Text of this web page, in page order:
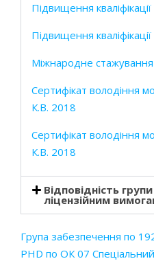
Підвищення
Підвищення
Міжнародне
Сертифікат володіння
К.В. 2018
Сертифікат володіння
К.В. 2018
Відповідність
ліцензійним
Група забезпечення по
PHD по ОК 07